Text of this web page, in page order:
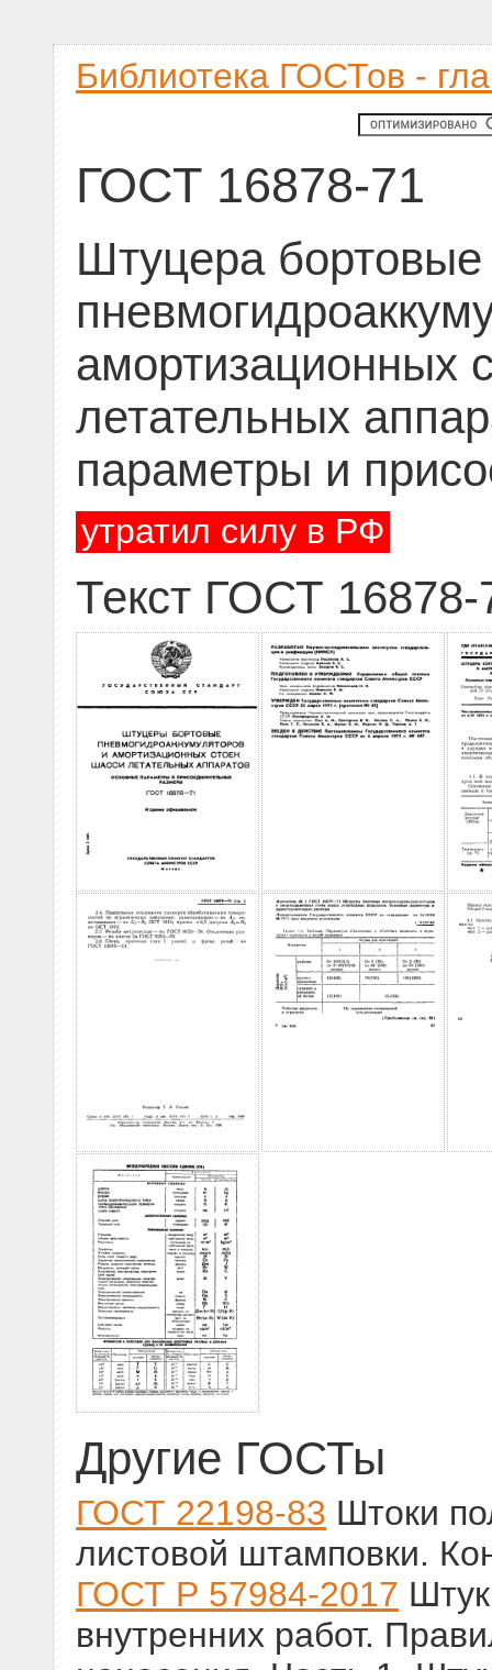
Библиотека ГОСТов -
ГОСТ 16878-71
Штуцера бортовые
амортизационных
летательных
параметры и
утратил силу в РФ
Текст ГОСТ 16878-
Другие ГОСТы
ГОСТ 22198-83 Штоки
листовой штамповки.
ГОСТ Р 57984-2017
внутренних работ.